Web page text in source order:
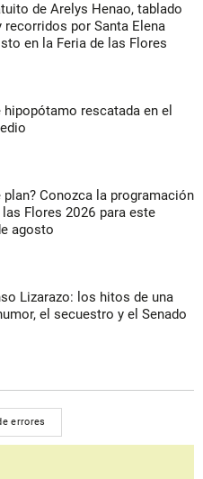
de Arelys Henao, tablado
recorridos por Santa Elena
en la Feria de las Flores
hipopótamo rescatada en el
plan? Conozca la programación
las Flores 2026 para este
agosto
Lizarazo: los hitos de una
el secuestro y el Senado
errores